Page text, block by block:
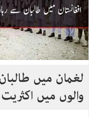
لغمان میں
والوں میں